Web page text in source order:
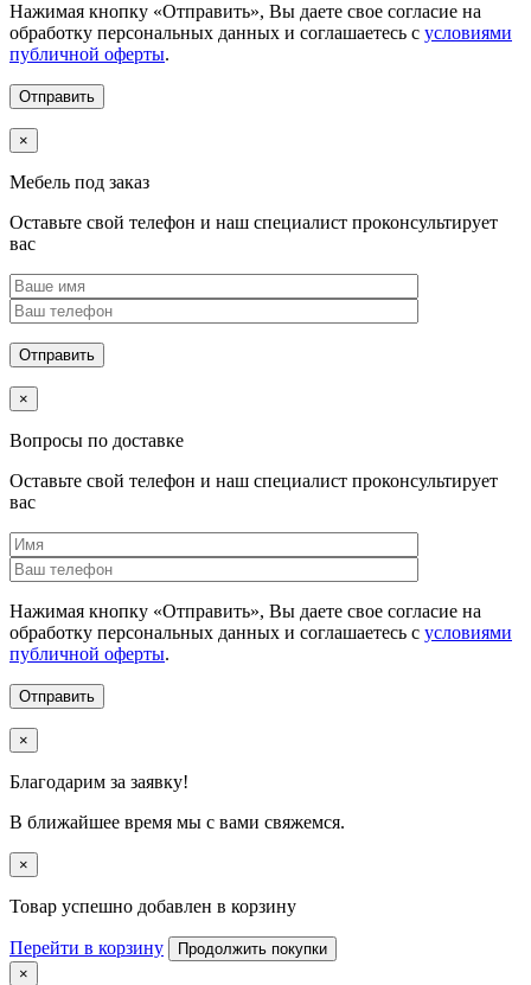
Нажимая кнопку «Отправить», Вы даете свое согласие на
обработку персональных данных и соглашаетесь с условиями
публичной оферты.
×
Мебель под заказ
Оставьте свой телефон и наш специалист проконсультирует
вас
×
Вопросы по доставке
Оставьте свой телефон и наш специалист проконсультирует
вас
Нажимая кнопку «Отправить», Вы даете свое согласие на
обработку персональных данных и соглашаетесь с условиями
публичной оферты.
×
Благодарим за заявку!
В ближайшее время мы с вами свяжемся.
×
Товар успешно добавлен в корзину
Перейти в корзину
Продолжить покупки
×